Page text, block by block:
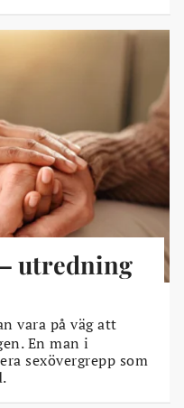
utredning
vara på väg att
En man i
sexövergrepp som